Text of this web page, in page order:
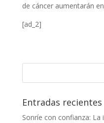
de cáncer aumentarán
[ad_2]
Entradas recientes
Sonríe con confianza: